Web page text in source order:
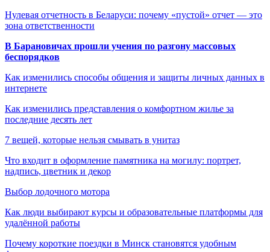
Нулевая отчетность в Беларуси: почему «пустой» отчет — это
зона ответственности
В Барановичах прошли учения по разгону массовых
беспорядков
Как изменились способы общения и защиты личных данных в
интернете
Как изменились представления о комфортном жилье за
последние десять лет
7 вещей, которые нельзя смывать в унитаз
Что входит в оформление памятника на могилу: портрет,
надпись, цветник и декор
Выбор лодочного мотора
Как люди выбирают курсы и образовательные платформы для
удалённой работы
Почему короткие поездки в Минск становятся удобным